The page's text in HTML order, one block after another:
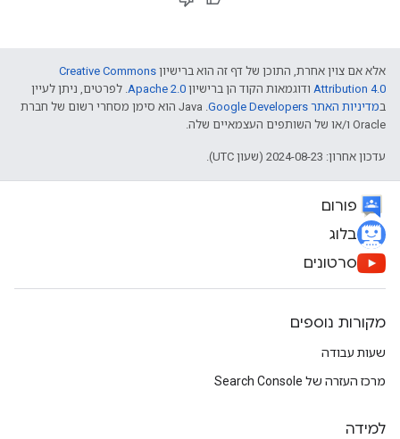
אלא אם צוין אחרת, התוכן של דף זה הוא ברישיון Creative Commons
Attribution 4.0 ודוגמאות הקוד הן ברישיון Apache 2.0. לפרטים, ניתן לעיין
במדיניות האתר Google Developers‏
.‏ Java הוא סימן מסחרי רשום של חברת
Oracle ו/או של השותפים העצמאיים שלה.
עדכון אחרון: 2024-08-23 (שעון UTC).
פורום
בלוג
סרטונים
מקורות נוספים
שעות עבודה
מרכז העזרה של Search Console
למידה